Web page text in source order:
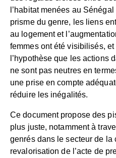
l’habitat menées au
prisme du genre, les liens
au logement et
femmes ont été visibilisés,
l’hypothèse que les actions
ne sont pas neutres en
une prise en compte
réduire les inégalités.
Ce document propose des
plus juste, notamment à
genrés dans le secteur de la
revalorisation de l’acte de